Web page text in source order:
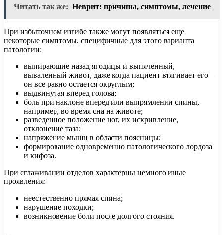
Читать так же: Неврит: причины, симптомы, лечение
При избыточном изгибе также могут появляться еще
некоторые симптомы, специфичные для этого варианта
патологии:
выпирающие назад ягодицы и выпяченный,
вываленный живот, даже когда пациент втягивает его –
он все равно остается округлым;
выдвинутая вперед голова;
боль при наклоне вперед или выпрямлении спины,
например, во время сна на животе;
разведенное положение ног, их искривление,
отклонение таза;
напряжение мышц в области поясницы;
формирование одновременно патологического лордоза
и кифоза.
При сглаживании отделов характерны немного иные
проявления:
неестественно прямая спина;
нарушение походки;
возникновение боли после долгого стояния.